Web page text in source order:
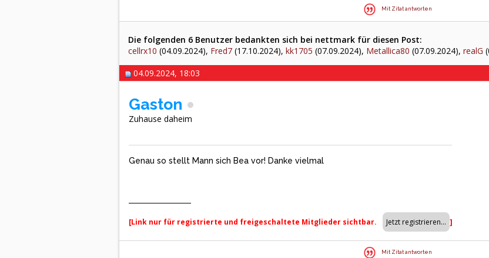
Mit Zitat antworten
Die folgenden 6 Benutzer bedankten sich bei nettmark für diesen Post:
cellrx10 (04.09.2024), Fred7 (17.10.2024), kk1705 (07.09.2024), Metallica80 (07.09.2024), realG
04.09.2024, 18:03
Gaston
Zuhause daheim
Genau so stellt Mann sich Bea vor! Danke vielmal
[Link nur für registrierte und freigeschaltete Mitglieder sichtbar. ]
Mit Zitat antworten